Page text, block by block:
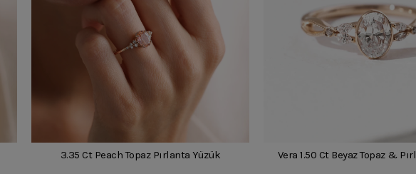
3.35 Ct Peach Topaz Pırlanta Yüzük Vera 1.50 Ct Beyaz Topaz &